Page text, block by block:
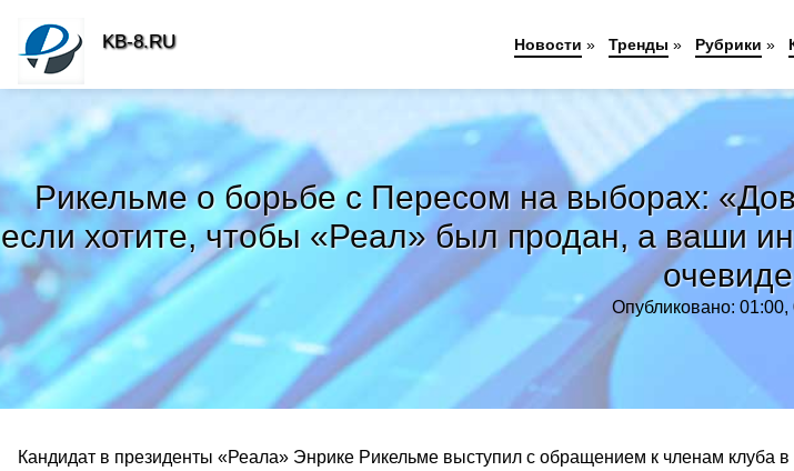
Рикельме о борьбе с Пересом на выборах:
если хотите, чтобы «Реал» был продан, а ваши
Опубликовано: 01:00,
Кандидат в президенты «Реала» Энрике Рикельме выступил с обращением к членам клуба
KB-8.RU Новости » Тренды » Рубрики »